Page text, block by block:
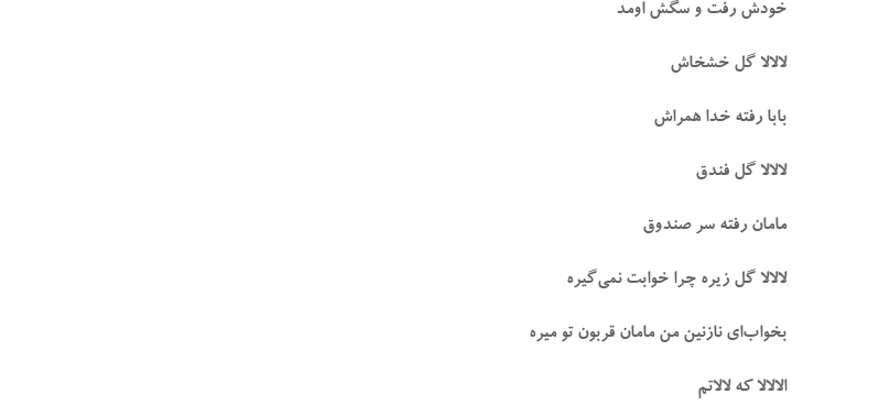
خودش رفت و سگش اومد
لالالا گل خشخاش
بابا رفته خدا همراش
لالالا گل فندق
مامان رفته سر صندوق
لالالا گل زیره چرا خوابت نمی‌گیره
بخواب‌ای نازنین من مامان قربون تو میره
الالالا که لالاتم